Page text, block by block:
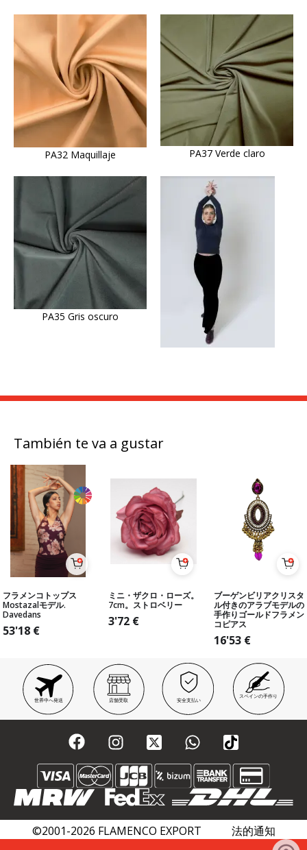
PA32 Maquillaje PA37 Verde claro
PA35 Gris oscuro
También te va a gustar
フラメンコトップス
Mostazalモデル.
Davedans
53'18 €
ミニ・ザクロ・ローズ。
7cm。ストロベリー
3'72 €
ブーゲンビリアクリスタ
ル付きのアラブモデルの
手作りゴールドフラメン
コピアス
16'53 €
世界中へ発送 店舗受取 安全支払い
スペインの手作り
©2001-2026 FLAMENCO EXPORT
法的通知